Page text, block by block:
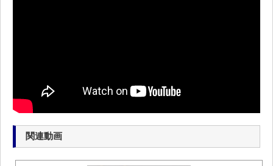
関連動画